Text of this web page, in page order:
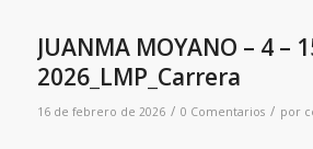
JUANMA MOYANO – 4 –
2026_LMP_Carrera
16 de febrero de 2026 / 0 Comentarios / por